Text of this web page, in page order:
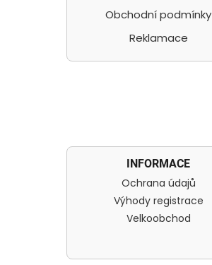
Obchodní podmínky
Reklamace
INFORMACE
Ochrana údajů
Výhody registrace
Velkoobchod